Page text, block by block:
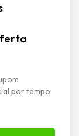
por tempo